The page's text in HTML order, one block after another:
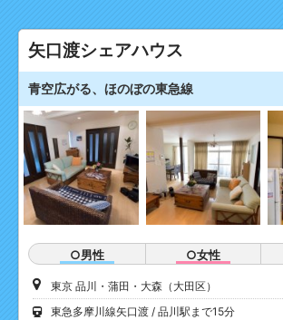
矢口渡シェアハウス
青空広がる、ほのぼの東急線
○男性 ○女性
東京 品川・蒲田・大森（大田区）
東急多摩川線矢口渡
品川駅まで15分